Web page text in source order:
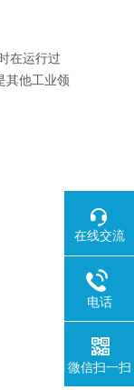
在运行过
其他工业领
在线交流
电话
微信扫一扫